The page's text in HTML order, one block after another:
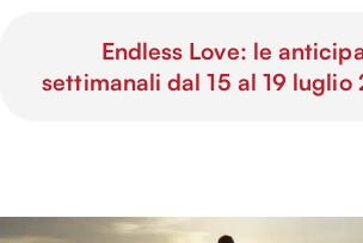
Endless Love: le
settimanali dal 15 al 19 luglio